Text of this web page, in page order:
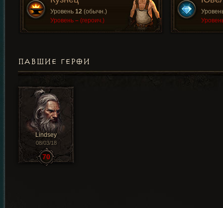
Уровень 12 (обычн.)
Уровень – (героич.)
ПАВШИЕ ГЕРОИ
Lindsey
08/03/18
70